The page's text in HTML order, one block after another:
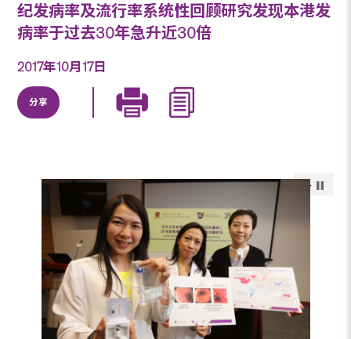
纪发病率及流行率系统性回顾研究发现本港发
病率于过去30年急升近30倍
2017年10月17日
分享